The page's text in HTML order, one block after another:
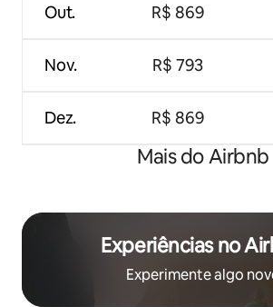
Out.
Nov.
Dez.
R$ 869
R$ 793
R$ 869
Mais do Airbnb
Experiências no
Experimente algo